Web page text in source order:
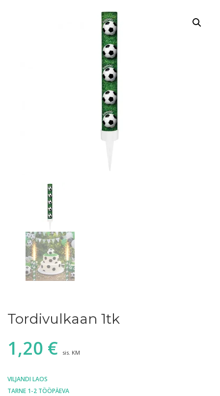
Tordivulkaan 1tk
1,20 € sis. KM
VILJANDI LAOS
TARNE 1-2 TÖÖPÄEVA